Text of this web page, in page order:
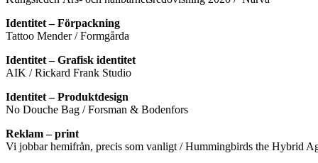
Identitet – Förpackning
Tattoo Mender / Formgårda
Identitet – Grafisk identitet
AIK / Rickard Frank Studio
Identitet – Produktdesign
No Douche Bag / Forsman & Bodenfors
Reklam – print
Vi jobbar hemifrån, precis som vanligt / Hummingbirds the Hybrid